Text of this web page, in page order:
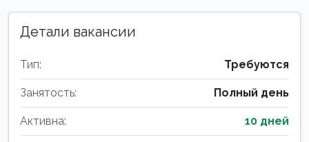
Детали вакансии
Тип: Требуются
Занятость: Полный день
Активна: 10 дней